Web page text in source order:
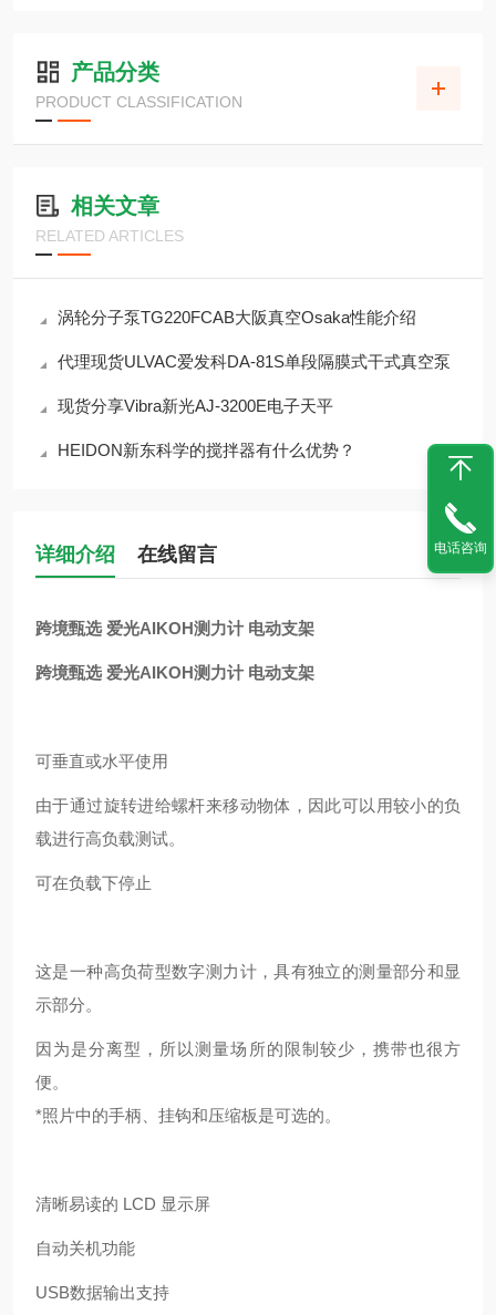
产品分类
PRODUCT CLASSIFICATION
相关文章
RELATED ARTICLES
涡轮分子泵TG220FCAB大阪真空Osaka性能介绍
代理现货ULVAC爱发科DA-81S单段隔膜式干式真空泵
现货分享Vibra新光AJ-3200E电子天平
HEIDON新东科学的搅拌器有什么优势？
详细介绍 在线留言
跨境甄选 爱光AIKOH测力计 电动支架
跨境甄选 爱光AIKOH测力计 电动支架
可垂直或水平使用
由于通过旋转进给螺杆来移动物体，因此可以用较小的负
载进行高负载测试。
可在负载下停止
这是一种高负荷型数字测力计，具有独立的测量部分和显
示部分。
因为是分离型，所以测量场所的限制较少，携带也很方
便。
*照片中的手柄、挂钩和压缩板是可选的。
清晰易读的 LCD 显示屏
自动关机功能
USB数据输出支持
电话咨询